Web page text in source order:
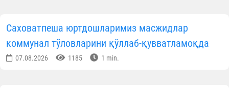
Саховатпеша юртдошларимиз масжидлар
коммунал тўловларини қўллаб-қувватламоқда
07.08.2026 1185 1 min.